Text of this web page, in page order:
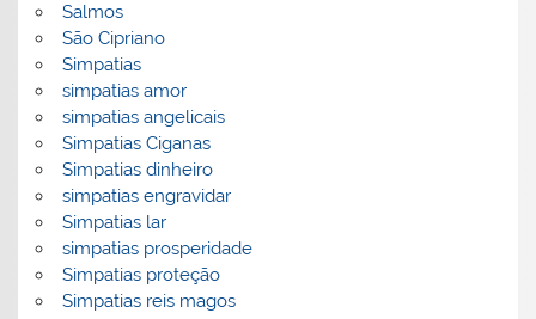
Salmos
São Cipriano
Simpatias
simpatias amor
simpatias angelicais
Simpatias Ciganas
Simpatias dinheiro
simpatias engravidar
Simpatias lar
simpatias prosperidade
Simpatias proteção
Simpatias reis magos